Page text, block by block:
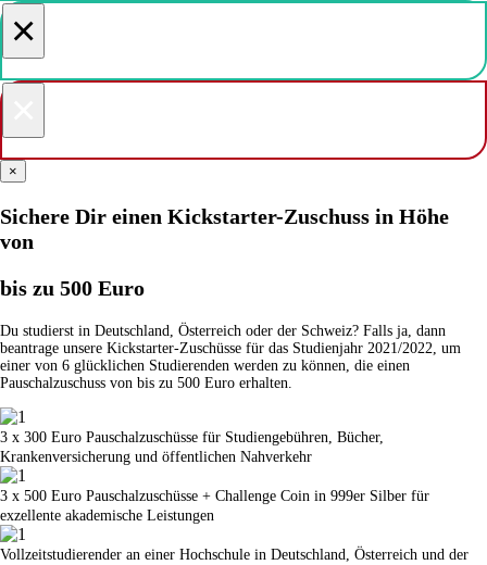
×
×
Sichere Dir einen Kickstarter-Zuschuss in Höhe
von
bis zu 500 Euro
Du studierst in Deutschland, Österreich oder der Schweiz? Falls ja, dann
beantrage unsere Kickstarter-Zuschüsse für das Studienjahr 2021/2022, um
einer von 6 glücklichen Studierenden werden zu können, die einen
Pauschalzuschuss von bis zu 500 Euro erhalten.
3 x 300 Euro Pauschalzuschüsse für Studiengebühren, Bücher,
Krankenversicherung und öffentlichen Nahverkehr
3 x 500 Euro Pauschalzuschüsse + Challenge Coin in 999er Silber für
exzellente akademische Leistungen
Vollzeitstudierender an einer Hochschule in Deutschland, Österreich und der